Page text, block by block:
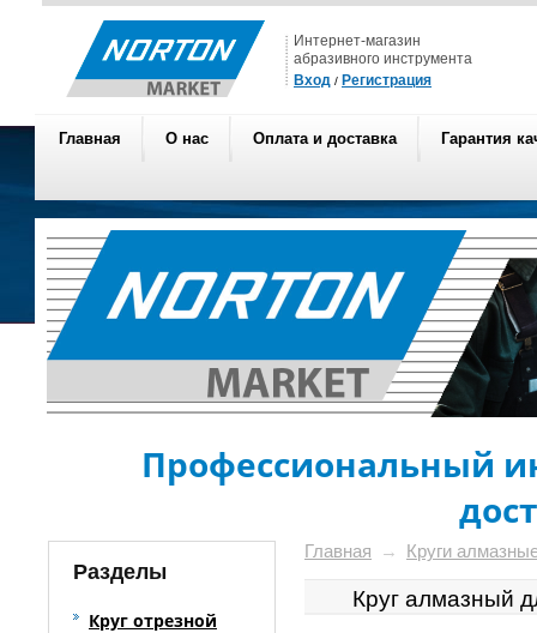
Интернет-магазин
абразивного инструмента
Вход / Регистрация
Главная О нас Оплата и доставка Гарантия
Профессиональный
Разделы
Круг отрезной
Главная → Круги
Круг алмазный